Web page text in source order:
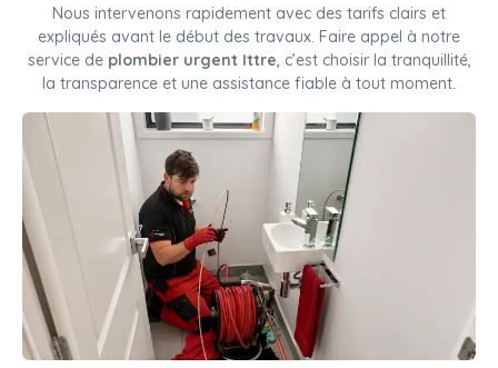
Nous intervenons rapidement avec des tarifs clairs et
expliqués avant le début des travaux. Faire appel à notre
service de plombier urgent Ittre, c’est choisir la tranquillité,
la transparence et une assistance fiable à tout moment.